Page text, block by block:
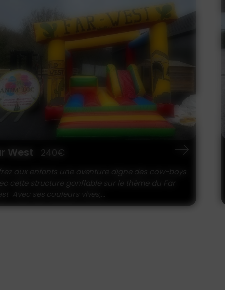
West 240€
aux enfants une aventure digne des cow-boys
cette structure gonflable sur le thème du Far
Avec ses couleurs vives,...